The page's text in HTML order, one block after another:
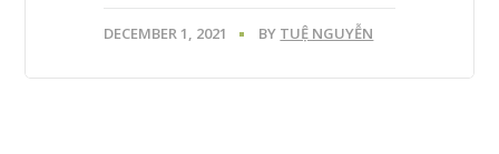
DECEMBER 1, 2021 BY TUỆ NGUYỄN